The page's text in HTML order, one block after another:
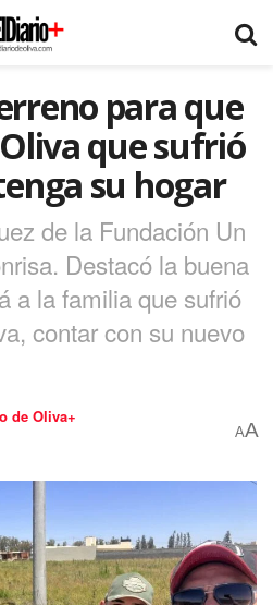
para que
que sufrió
su hogar
de la Fundación Un
Destacó la buena
a la familia que sufrió
contar con su nuevo
de Oliva+
AA